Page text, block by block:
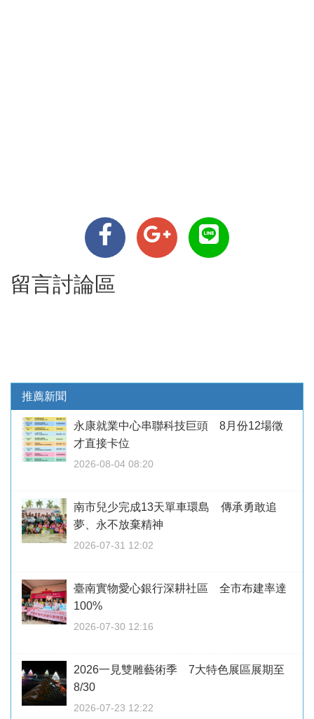
留言討論區
推薦新聞
永康就業中心串聯科技巨頭 8月份12場徵
才直接卡位
2026-08-04 08:20
南市兒少完成13天單車環島 傳承勇敢追
夢、永不放棄精神
2026-07-31 12:02
臺南實物愛心銀行深耕社區 全市布建率達
100%
2026-07-30 12:16
2026一見雙雕藝術季 7大特色展區展期至
8/30
2026-07-23 12:22